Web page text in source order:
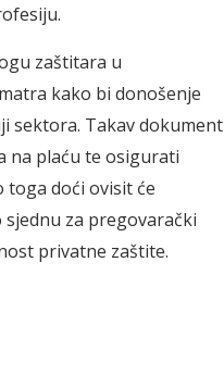
zaštitara u
kako bi donošenje
sektora. Takav dokument
na plaću te osigurati
toga doći ovisit će
za pregovarački
privatne zaštite.